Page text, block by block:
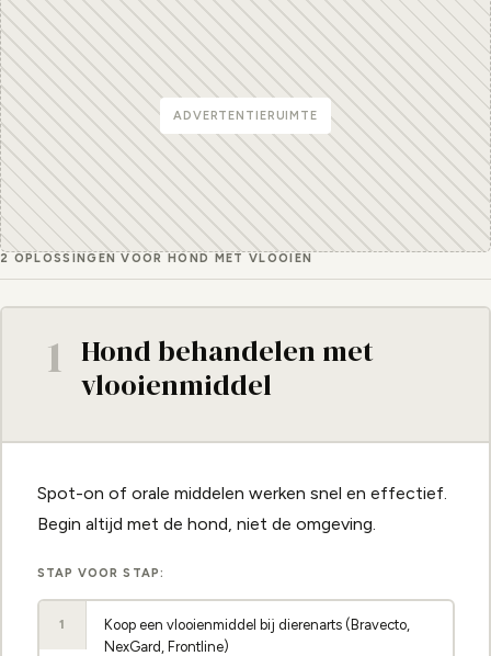
ADVERTENTIERUIMTE
2 OPLOSSINGEN VOOR HOND MET VLOOIEN
1 Hond behandelen met
vlooienmiddel
Spot-on of orale middelen werken snel en effectief.
Begin altijd met de hond, niet de omgeving.
STAP VOOR STAP:
1
Koop een vlooienmiddel bij dierenarts (Bravecto,
NexGard, Frontline)